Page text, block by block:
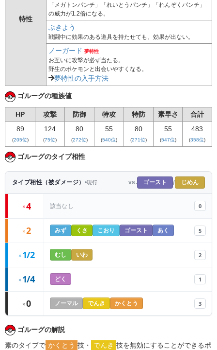
特性
「メガトンパンチ」「れいとうパンチ」「れんぞくパンチ」
の威力が1.2倍になる。
ぶきよう
戦闘中に効果のある道具を持たせても、効果が出ない。
ノーガード 夢特性
お互いに攻撃が必ず当たる。
野生のポケモンと出会いやすくなる。
夢特性の入手方法
ゴルーグの種族値
HP 攻撃 防御 特攻 特防 素早さ
合計
89
(205位)
124
(75位)
80
(272位)
55
(540位)
80
(271位)
55
(547位)
483
(358位)
ゴルーグのタイプ相性
タイプ相性（被ダメージ） 現行 vs. ゴースト / じめん
×4 該当なし 0
×2 みず くさ こおり ゴースト あく 5
× 1/2 むし いわ 2
× 1/4 どく 1
×0 ノーマル でんき かくとう 3
ゴルーグの解説
素のタイプで かくとう 技・ でんき 技を無効にすることができるポ